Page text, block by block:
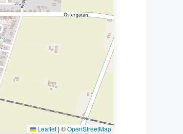
Leaflet | ©OpenStreetMap